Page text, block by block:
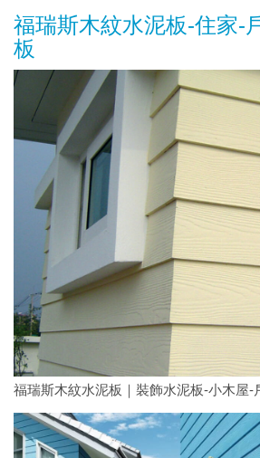
福瑞斯木紋水泥板-住家-
板
福瑞斯木紋水泥板｜裝飾水泥板-小木屋-